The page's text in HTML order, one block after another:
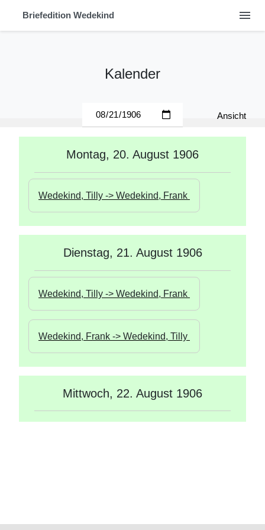
Briefedition Wedekind menu
Kalender
Ansicht
Montag, 20. August 1906
Wedekind, Tilly -> Wedekind, Frank
Dienstag, 21. August 1906
Wedekind, Tilly -> Wedekind, Frank
Wedekind, Frank -> Wedekind, Tilly
Mittwoch, 22. August 1906